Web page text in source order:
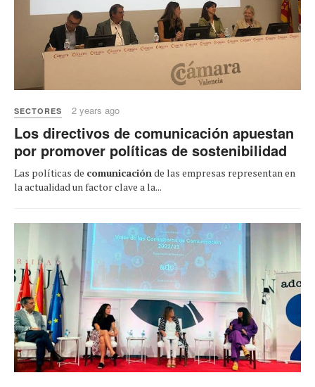
SECTORES 2 years ago
Los directivos de comunicación apuestan
por promover políticas de sostenibilidad
Las políticas de comunicación de las empresas representan en
la actualidad un factor clave a la...